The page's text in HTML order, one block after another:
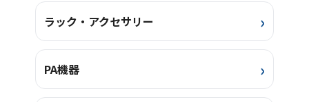
ラック・アクセサリー
PA機器